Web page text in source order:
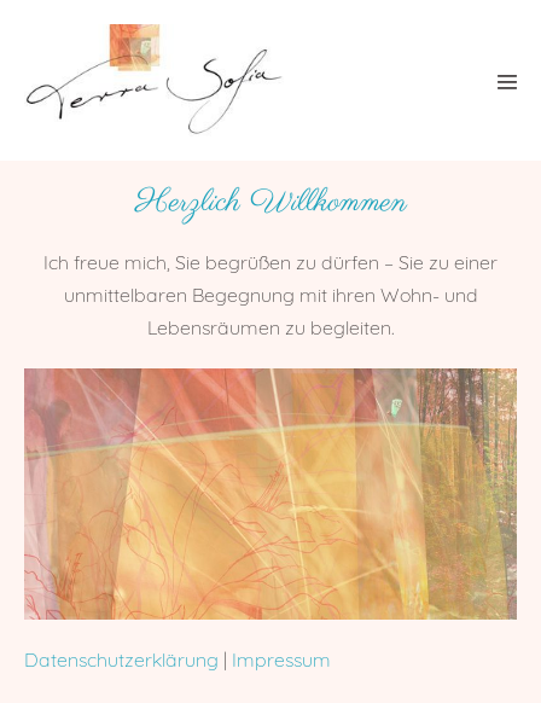
Inhalt
Herzlich Willkommen
Ich freue mich, Sie begrüßen zu dürfen – Sie zu einer
unmittelbaren Begegnung mit ihren Wohn- und
Lebensräumen zu begleiten.
Datenschutzerklärung | Impressum